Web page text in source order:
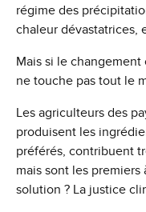
régime des
chaleur dévastatrices,
Mais si le
ne touche pas tout le
Les agriculteurs des
produisent les
préférés, contribuent
mais sont les
solution ? La justice